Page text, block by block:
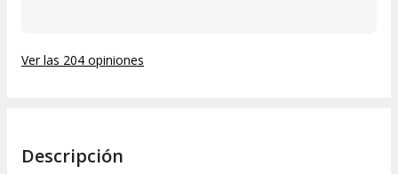
Ver las 204 opiniones
Descripción